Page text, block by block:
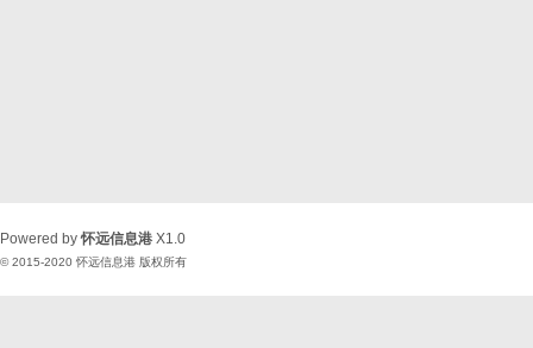
Powered by怀远信息港 X1.0
© 2015-2020 怀远信息港 版权所有